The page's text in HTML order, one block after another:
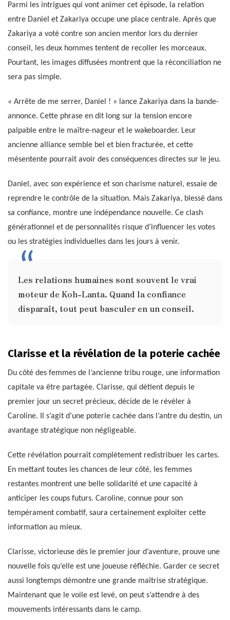
Parmi les intrigues qui vont animer cet épisode, la relation
entre Daniel et Zakariya occupe une place centrale. Après que
Zakariya a voté contre son ancien mentor lors du dernier
conseil, les deux hommes tentent de recoller les morceaux.
Pourtant, les images diffusées montrent que la réconciliation ne
sera pas simple.
« Arrête de me serrer, Daniel ! » lance Zakariya dans la bande-
annonce. Cette phrase en dit long sur la tension encore
palpable entre le maître-nageur et le wakeboarder. Leur
ancienne alliance semble bel et bien fracturée, et cette
mésentente pourrait avoir des conséquences directes sur le jeu.
Daniel, avec son expérience et son charisme naturel, essaie de
reprendre le contrôle de la situation. Mais Zakariya, blessé dans
sa confiance, montre une indépendance nouvelle. Ce clash
générationnel et de personnalités risque d’influencer les votes
ou les stratégies individuelles dans les jours à venir.
Les relations humaines sont souvent le vrai
moteur de Koh-Lanta. Quand la confiance
disparaît, tout peut basculer en un conseil.
Clarisse et la révélation de la poterie cachée
Du côté des femmes de l’ancienne tribu rouge, une information
capitale va être partagée. Clarisse, qui détient depuis le
premier jour un secret précieux, décide de le révéler à
Caroline. Il s’agit d’une poterie cachée dans l’antre du destin, un
avantage stratégique non négligeable.
Cette révélation pourrait complètement redistribuer les cartes.
En mettant toutes les chances de leur côté, les femmes
restantes montrent une belle solidarité et une capacité à
anticiper les coups futurs. Caroline, connue pour son
tempérament combatif, saura certainement exploiter cette
information au mieux.
Clarisse, victorieuse dès le premier jour d’aventure, prouve une
nouvelle fois qu’elle est une joueuse réfléchie. Garder ce secret
aussi longtemps démontre une grande maîtrise stratégique.
Maintenant que le voile est levé, on peut s’attendre à des
mouvements intéressants dans le camp.